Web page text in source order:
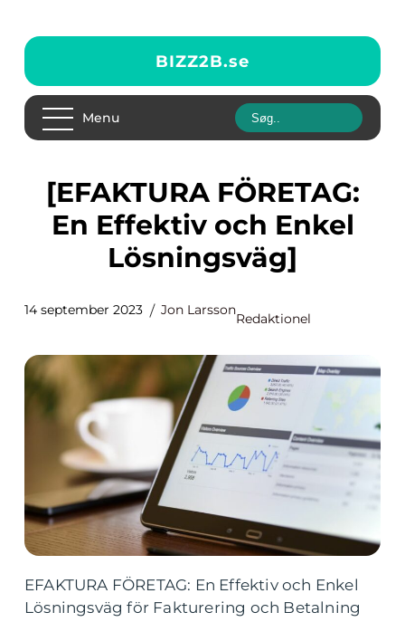
BIZZ2B.se
Menu
[EFAKTURA FÖRETAG:
En Effektiv och Enkel
Lösningsväg]
14 september 2023 Jon Larsson
Redaktionel
EFAKTURA FÖRETAG: En Effektiv och Enkel
Lösningsväg för Fakturering och Betalning